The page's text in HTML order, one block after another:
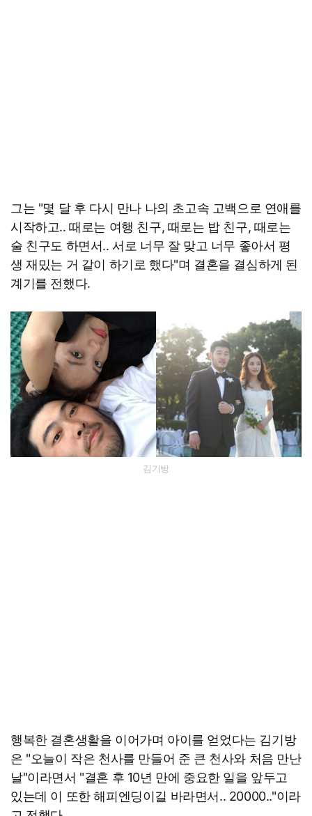
그는 "몇 달 후 다시 만나 나의 초고속 고백으로 연애를
시작하고.. 때로는 여행 친구, 때로는 밥 친구, 때로는
술 친구도 하면서.. 서로 너무 잘 맞고 너무 좋아서 평
생 재밌는 거 같이 하기로 했다"며 결혼을 결심하게 된
계기를 전했다.
김기방
행복한 결혼생활을 이어가며 아이를 얻었다는 김기방
은 "오늘이 작은 천사를 만들어 준 큰 천사와 처음 만난
날"이라면서 "결혼 후 10년 만에 중요한 일을 앞두고
있는데 이 또한 해피엔딩이길 바라면서.. 20000.."이라